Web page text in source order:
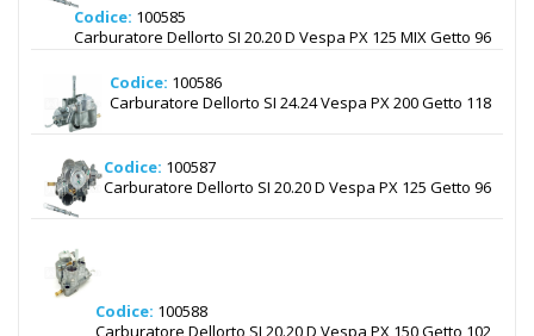
Codice: 100585
Carburatore Dellorto SI 20.20 D Vespa PX 125 MIX Getto 96
Codice: 100586
Carburatore Dellorto SI 24.24 Vespa PX 200 Getto 118
Codice: 100587
Carburatore Dellorto SI 20.20 D Vespa PX 125 Getto 96
Codice: 100588
Carburatore Dellorto SI 20.20 D Vespa PX 150 Getto 102